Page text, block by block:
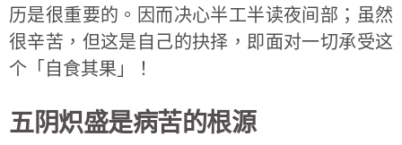
历是很重要的。因而决心半工半读夜间部；虽然
很辛苦，但这是自己的抉择，即面对一切承受这
个「自食其果」！
五阴炽盛是病苦的根源